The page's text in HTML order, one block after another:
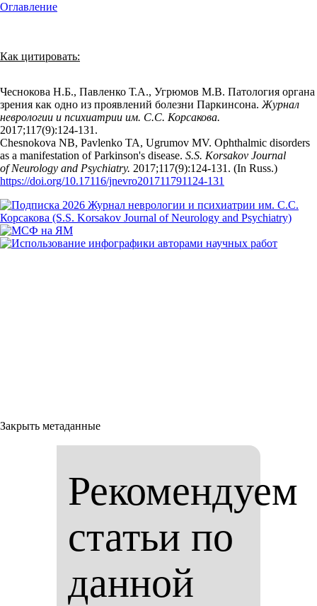
Оглавление
Как цитировать:
Чеснокова Н.Б., Павленко Т.А., Угрюмов М.В. Патология органа
зрения как одно из проявлений болезни Паркинсона. Журнал
неврологии и психиатрии им. С.С. Корсакова.
2017;117(9):124‑131.
Chesnokova NB, Pavlenko TA, Ugrumov MV. Ophthalmic disorders
as a manifestation of Parkinson's disease. S.S. Korsakov Journal
of Neurology and Psychiatry. 2017;117(9):124‑131. (In Russ.)
https://doi.org/10.17116/jnevro201711791124-131
Закрыть метаданные
Рекомендуем
статьи по
данной